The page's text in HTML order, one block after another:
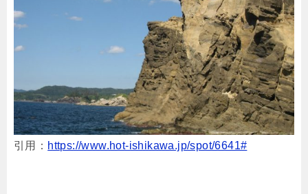
引用： https://www.hot-ishikawa.jp/spot/6641#